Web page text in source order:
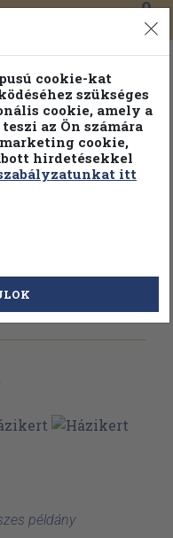
0
Válasszon példányt
példány
cookie-kat
szükséges
cookie, amely a
az Ön számára
cookie,
hirdetésekkel
itt